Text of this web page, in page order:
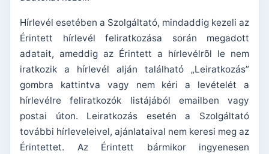
Hírlevél esetében a Szolgáltató, mindaddig kezeli az
Érintett hírlevél feliratkozása során megadott
adatait, ameddig az Érintett a hírlevélrõl le nem
iratkozik a hírlevél alján található „Leiratkozás”
gombra kattintva vagy nem kéri a levételét a
hírlevélre feliratkozók listájából emailben vagy
postai úton. Leiratkozás esetén a Szolgáltató
további hírleveleivel, ajánlataival nem keresi meg az
Érintettet. Az Érintett bármikor ingyenesen